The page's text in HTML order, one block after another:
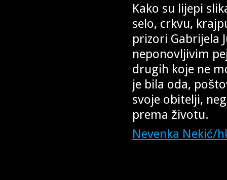
Kako su lijepi
selo, crkvu,
prizori Gabrijela
neponovljivim
drugih koje ne
je bila oda,
svoje obitelji,
prema životu.
Nevenka Nekić/